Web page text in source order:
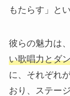
もたらす」と
彼らの魅力は
い歌唱力とダ
に、それぞれ
おり、ステー